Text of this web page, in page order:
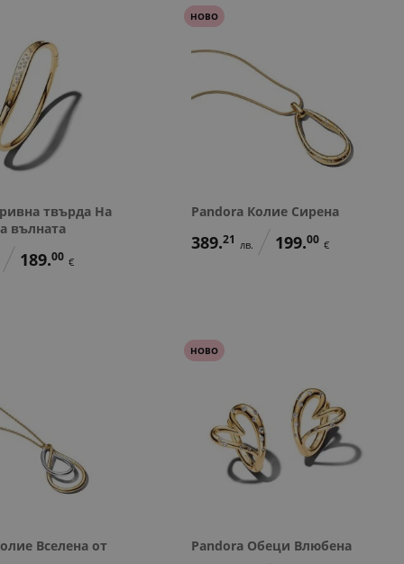
твърда На
вълната
189.00 €
НОВО
Pandora Колие Сирена
389.21 лв. 199.00 €
Вселена от
НОВО
Pandora Обеци Влюбена